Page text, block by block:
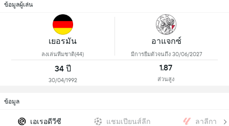
ข้อมูลผู้เล่น
เยอรมัน
ลงเล่นทีมชาติ(44)
อาแจกซ์
มีการยืมตัวจนถึง 30/06/2027
34 ปี
30/04/1992
1.87
ส่วนสูง
ข้อมูล
เอเรอดีวีซี แชมเปียนส์ลีก ลาลีกา